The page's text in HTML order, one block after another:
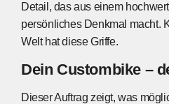
Detail, das aus einem
persönliches Denkmal macht.
Welt hat diese Griffe.
Dein Custombike –
Dieser Auftrag zeigt, was